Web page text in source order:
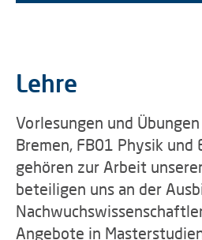
Lehre
Vorlesungen und
Bremen, FB01 Physik und
gehören zur Arbeit
beteiligen uns an der
Angebote in